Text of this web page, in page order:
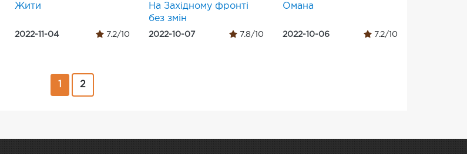
Жити
2022-11-04 7.2/10
На Західному фронті
без змін
2022-10-07 7.8/10
Омана
2022-10-06 7.2/10
2